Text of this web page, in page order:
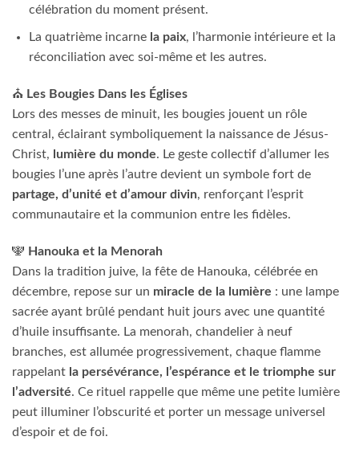
célébration du moment présent.
La quatrième incarne la paix, l’harmonie intérieure et la
réconciliation avec soi-même et les autres.
⛪ Les Bougies Dans les Églises
Lors des messes de minuit, les bougies jouent un rôle
central, éclairant symboliquement la naissance de Jésus-
Christ,
lumière du monde. Le geste collectif d’allumer les
bougies l’une après l’autre devient un symbole fort de
partage, d’unité et d’amour divin, renforçant l’esprit
communautaire et la communion entre les fidèles.
🕎 Hanouka et la Menorah
Dans la tradition juive, la fête de Hanouka, célébrée en
décembre, repose sur un miracle de la lumière : une lampe
sacrée ayant brûlé pendant huit jours avec une quantité
d’huile insuffisante. La menorah, chandelier à neuf
branches, est allumée progressivement, chaque flamme
rappelant la persévérance, l’espérance et le triomphe sur
l’adversité. Ce rituel rappelle que même une petite lumière
peut illuminer l’obscurité et porter un message universel
d’espoir et de foi.